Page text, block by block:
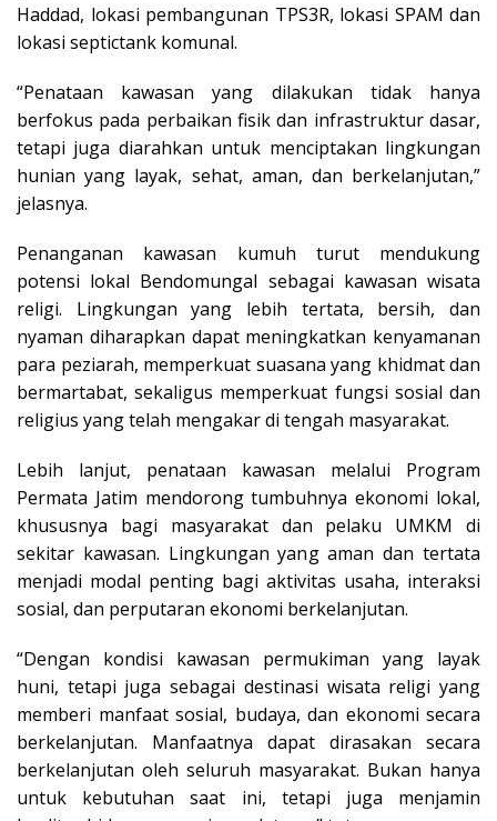
Haddad, lokasi pembangunan TPS3R, lokasi SPAM dan
lokasi septictank komunal.
“Penataan kawasan yang dilakukan tidak hanya
berfokus pada perbaikan fisik dan infrastruktur dasar,
tetapi juga diarahkan untuk menciptakan lingkungan
hunian yang layak, sehat, aman, dan berkelanjutan,”
jelasnya.
Penanganan kawasan kumuh turut mendukung
potensi lokal Bendomungal sebagai kawasan wisata
religi. Lingkungan yang lebih tertata, bersih, dan
nyaman diharapkan dapat meningkatkan kenyamanan
para peziarah, memperkuat suasana yang khidmat dan
bermartabat, sekaligus memperkuat fungsi sosial dan
religius yang telah mengakar di tengah masyarakat.
Lebih lanjut, penataan kawasan melalui Program
Permata Jatim mendorong tumbuhnya ekonomi lokal,
khususnya bagi masyarakat dan pelaku UMKM di
sekitar kawasan. Lingkungan yang aman dan tertata
menjadi modal penting bagi aktivitas usaha, interaksi
sosial, dan perputaran ekonomi berkelanjutan.
“Dengan kondisi kawasan permukiman yang layak
huni, tetapi juga sebagai destinasi wisata religi yang
memberi manfaat sosial, budaya, dan ekonomi secara
berkelanjutan. Manfaatnya dapat dirasakan secara
berkelanjutan oleh seluruh masyarakat. Bukan hanya
untuk kebutuhan saat ini, tetapi juga menjamin